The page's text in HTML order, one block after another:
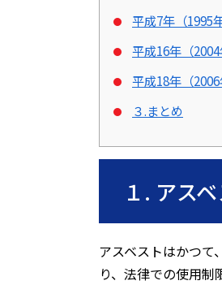
平成7年（1995年
平成16年（2004
平成18年（2006
３.まとめ
１ . アス
アスベストはかつて
り、法律での使用制